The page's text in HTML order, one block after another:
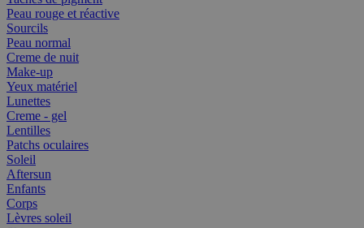
Peau rouge et réactive
Sourcils
Peau normal
Creme de nuit
Make-up
Yeux matériel
Lunettes
Creme - gel
Lentilles
Patchs oculaires
Soleil
Aftersun
Enfants
Corps
Lèvres soleil